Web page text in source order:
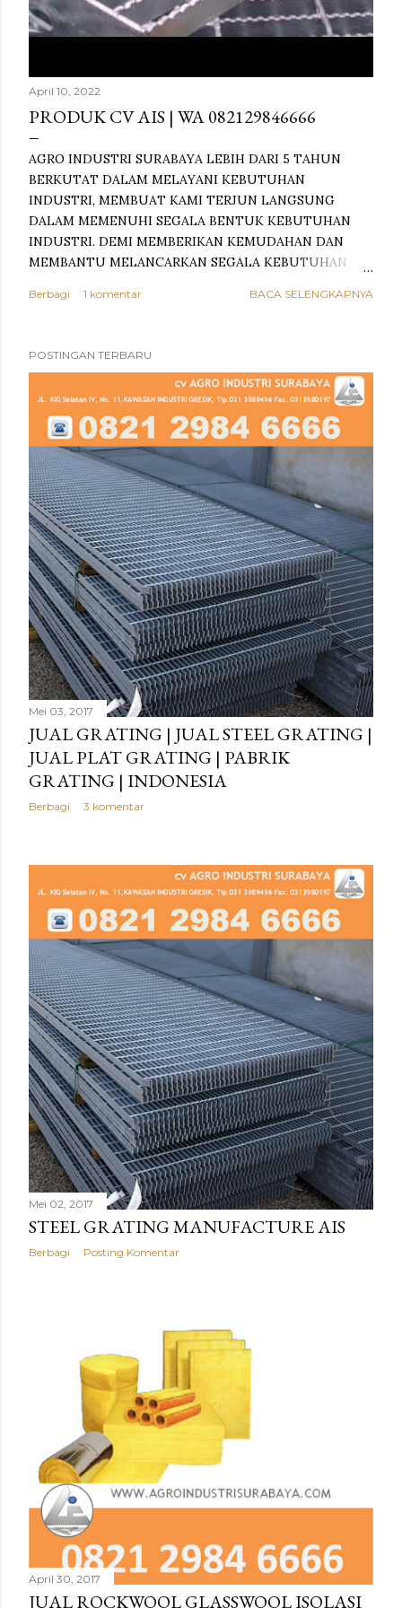
a
April 10, 2022
PRODUK CV AIS | WA 082129846666
AGRO INDUSTRI SURABAYA LEBIH DARI 5 TAHUN
BERKUTAT DALAM MELAYANI KEBUTUHAN
INDUSTRI, MEMBUAT KAMI TERJUN LANGSUNG
DALAM MEMENUHI SEGALA BENTUK KEBUTUHAN
INDUSTRI. DEMI MEMBERIKAN KEMUDAHAN DAN
MEMBANTU MELANCARKAN SEGALA KEBUTUHAN
USAHA ANDA. wa.me/628212986666 KAMI TELAH
TERHUBUNG DENGAN SEGALA IMPORTIR, PRODUSEN,
PALING COMPETITIF DAN BISA DIPERCAYA
wa.me/628212986666 KAMI JUGA MENJUAL: FLANGE:
BESI ( JIS, PN, ANSI) , FLANGE SUS FITTING: ELBOW,
DOUBLE NIPPLE, DOP, PLUG, REDUCER, SOCK, TEE,
VERLOP RING, WATERMOOR. wa.me/628212986666
KASA, SARINGAN, MESH: MESH JEPANG, MESH TEBAL,
MESH LEBAR, MESH DOUBLE, MESH KUNINGAN, MESH
NYLON, SCREEN BESI, SCREEN STAINLESS, WELDED
MESH, LOKET, KNITTING MESH. wa.me/628212986666
KAWAT: KWAT STAINLESSH SOFT, KAWAT STAINLESS
HARD, KAWAT BAJA. wa.me/628212986666 KAWAT LAS:
KAWAT LAS STAINLESS, KAWAT LAS KUNINGAN,
KAWAT LAS PER...
Berbagi 1 komentar BACA SELENGKAPNYA
POSTINGAN TERBARU
Mei 03, 2017
JUAL GRATING | JUAL STEEL GRATING |
JUAL PLAT GRATING | PABRIK
GRATING | INDONESIA
Berbagi 3 komentar
Mei 02, 2017
STEEL GRATING MANUFACTURE AIS
Berbagi Posting Komentar
April 30, 2017
JUAL ROCKWOOL GLASSWOOL ISOLASI